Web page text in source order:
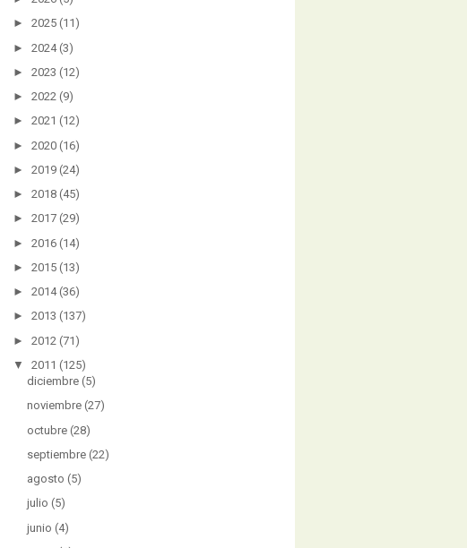
► 2025 (11)
► 2024 (3)
► 2023 (12)
► 2022 (9)
► 2021 (12)
► 2020 (16)
► 2019 (24)
► 2018 (45)
► 2017 (29)
► 2016 (14)
► 2015 (13)
► 2014 (36)
► 2013 (137)
► 2012 (71)
▼
2011 (125)
diciembre (5)
noviembre (27)
octubre (28)
septiembre (22)
agosto (5)
julio (5)
junio (4)